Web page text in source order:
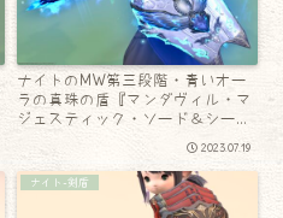
ナイトのMW第三段階・青いオー
ラの真珠の盾『マンダヴィル・マ
ジェスティック・ソード＆シール
2023.07.19
ナイト-剣盾